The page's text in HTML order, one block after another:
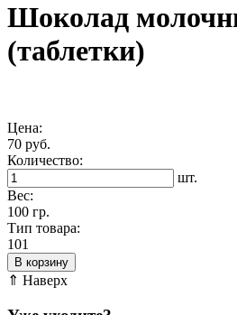
Шоколад
(таблетки)
Цена:
70 руб.
Количество:
шт.
Вес:
100 гр.
Тип товара:
101
В корзину
⇑ Наверх